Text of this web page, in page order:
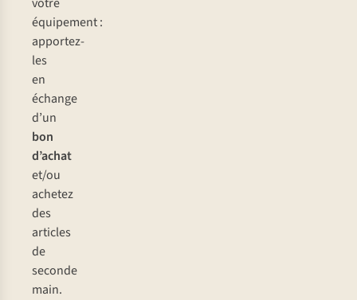
équipement :
apportez-
les
en
échange
d’un
bon
d’achat
et/ou
achetez
des
articles
de
seconde
main.